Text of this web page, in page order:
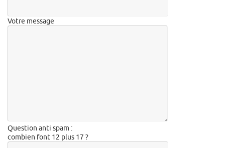
Votre message
Question anti spam :
combien font 12 plus 17 ?